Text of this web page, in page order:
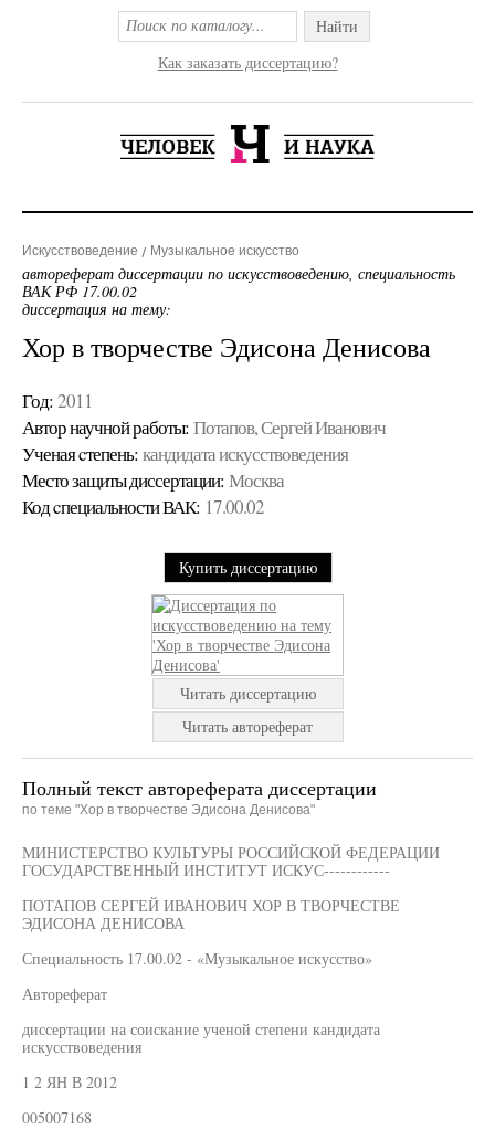
Найти
Как заказать диссертацию?
Искусствоведение Музыкальное искусство
автореферат диссертации по искусствоведению, специальность
ВАК РФ 17.00.02
диссертация на тему:
Хор в творчестве Эдисона Денисова
Год: 2011
Автор научной работы: Потапов, Сергей Иванович
Ученая cтепень: кандидата искусствоведения
Место защиты диссертации: Москва
Код cпециальности ВАК: 17.00.02
Купить диссертацию
Читать диссертацию
Читать автореферат
Полный текст автореферата диссертации
по теме "Хор в творчестве Эдисона Денисова"
МИНИСТЕРСТВО КУЛЬТУРЫ РОССИЙСКОЙ ФЕДЕРАЦИИ
ГОСУДАРСТВЕННЫЙ ИНСТИТУТ ИСКУС------------
ПОТАПОВ СЕРГЕЙ ИВАНОВИЧ ХОР В ТВОРЧЕСТВЕ
ЭДИСОНА ДЕНИСОВА
Специальность 17.00.02 - «Музыкальное искусство»
Автореферат
диссертации на соискание ученой степени кандидата
искусствоведения
1 2 ЯН В 2012
005007168